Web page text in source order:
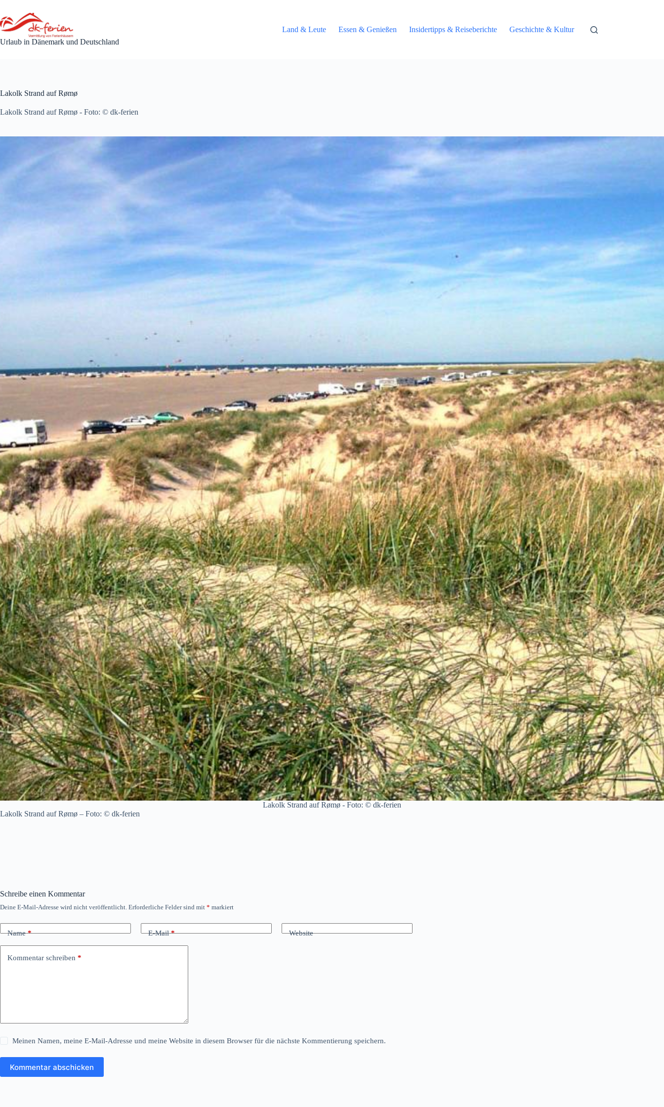
springen
Urlaub in Dänemark und Deutschland
Land & Leute Essen & Genießen Insidertipps & Reiseberichte Geschichte & Kultur
Lakolk Strand auf Rømø
Lakolk Strand auf Rømø - Foto: © dk-ferien
Lakolk Strand auf Rømø - Foto: © dk-ferien
Lakolk Strand auf Rømø – Foto: © dk-ferien
Schreibe einen Kommentar
Deine E-Mail-Adresse wird nicht veröffentlicht. Erforderliche Felder sind mit * markiert
Name* E-Mail* Website
Kommentar schreiben *
Meinen Namen, meine E-Mail-Adresse und meine Website in diesem Browser für die nächste Kommentierung speichern.
Kommentar abschicken